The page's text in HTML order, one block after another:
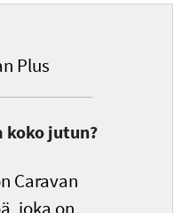
Plus
koko jutun?
Caravan
joka on